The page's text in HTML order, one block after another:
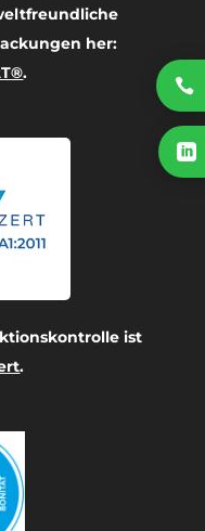
her:
.
ist
.

